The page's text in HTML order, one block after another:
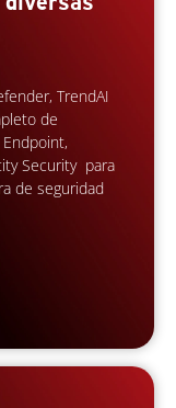
TrendAI
de
Security para
de seguridad